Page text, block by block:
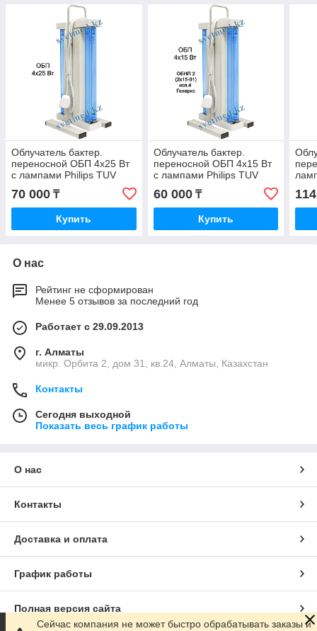
Облучатель бактер.
переносной ОБП 4х25 Вт
с лампами Philips TUV
25W + провод 3 м.
70 000 ₸
Купить
Облучатель бактер.
переносной ОБП 4х15 Вт
с лампами Philips TUV
15W + провод 3 м.
60 000₸
Купить
О нас
Рейтинг не сформирован
Менее 5 отзывов за последний год
Работает с 29.09.2013
г. Алматы
микр. Орбита 2, дом 31, кв.24, Алматы, Казахстан
Контакты
Сегодня выходной
Показать весь график работы
О нас
Контакты
Доставка и оплата
График работы
Полная версия сайта
Сейчас компания не может быстро обрабатывать заказы и